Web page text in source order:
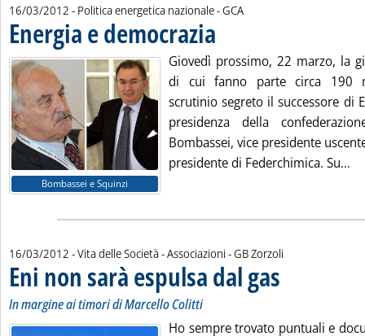
16/03/2012 - Politica energetica nazionale -di:
GCA
Energia e democrazia
Bombassei e Squinzi
Giovedì prossimo, 22 marzo, la
di cui fanno parte circa 190
scrutinio segreto il successore di
presidenza della
Bombassei, vice presidente
presidente di Federchimica. Su...
16/03/2012 - Vita delle Società - Associazioni -di:
GB Zorzoli
Eni non sarà espulsa dal gas
In margine ai timori di Marcello Colitti
Ho sempre trovato puntuali e